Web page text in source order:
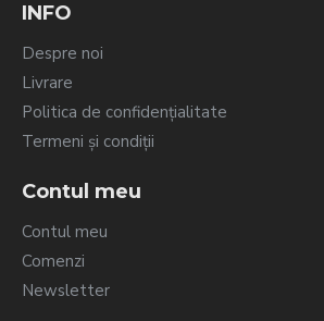
INFO
Despre noi
Livrare
Politica de confidențialitate
Termeni și condiții
Contul meu
Contul meu
Comenzi
Newsletter